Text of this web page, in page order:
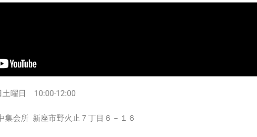
土曜日 10:00-12:00
中集会所 新座市野火止７丁目６－１６